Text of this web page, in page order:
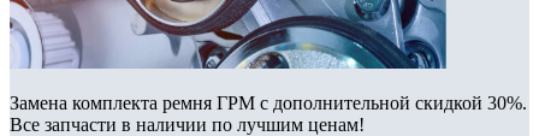
Замена комплекта ремня ГРМ с дополнительной скидкой 30%.
Все запчасти в наличии по лучшим ценам!